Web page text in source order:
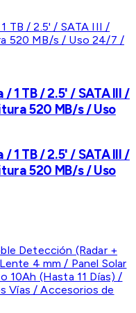
1 TB / 2.5' / SATA III /
520 MB/s / Uso
1 TB / 2.5' / SATA III /
520 MB/s / Uso